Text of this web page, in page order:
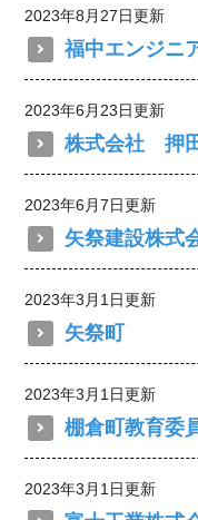
2023年8月27日更新
福中エンジニ
2023年6月23日更新
株式会社 押
2023年6月7日更新
矢祭建設株式
2023年3月1日更新
矢祭町
2023年3月1日更新
棚倉町教育委
2023年3月1日更新